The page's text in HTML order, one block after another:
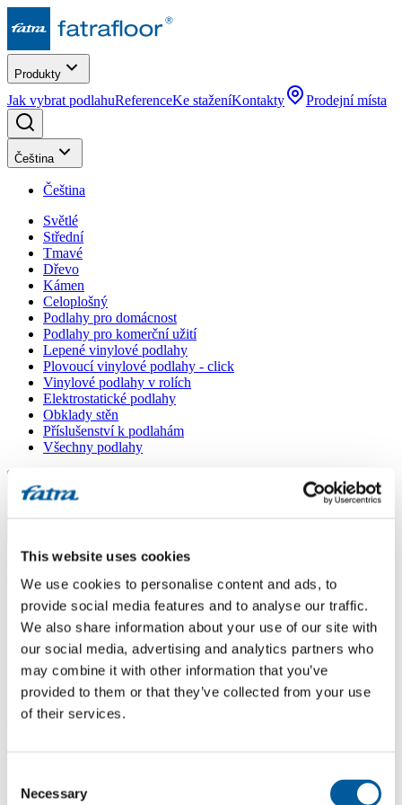
This website uses cookies
We use cookies to personalise content and ads, to
provide social media features and to analyse our traffic.
We also share information about your use of our site with
our social media, advertising and analytics partners who
may combine it with other information that you’ve
provided to them or that they’ve collected from your use
of their services.
Selection
Necessary
Produkty
Jak vybrat podlahuReferenceKe staženíKontakty Prodejní místa
Čeština
Čeština
Světlé
Střední
Tmavé
Dřevo
Kámen
Celoplošný
Podlahy pro domácnost
Podlahy pro komerční užití
Lepené vinylové podlahy
Plovoucí vinylové podlahy - click
Vinylové podlahy v rolích
Elektrostatické podlahy
Obklady stěn
Příslušenství k podlahám
Všechny podlahy
Menu
Domů/
Výroba 2022
Výroba 2022
Dotaz
Dobrý den, v loňském roce jsme dělali částečnou rekonstrukci v
rodinném domě. Pokládali jsme podlahy Fatra click - dub letní.
Odpověď